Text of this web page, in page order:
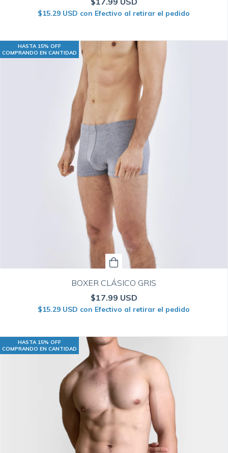
$15.29 USD con Efectivo al retirar el pedido
HASTA 15% OFF
COMPRANDO EN CANTIDAD
BOXER CLÁSICO GRIS
$17.99 USD
$15.29 USD con Efectivo al retirar el pedido
HASTA 15% OFF
COMPRANDO EN CANTIDAD